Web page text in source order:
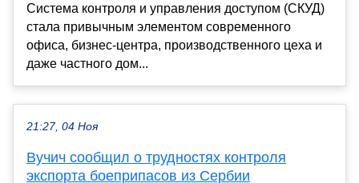
Система контроля и управления доступом (СКУД)
стала привычным элементом современного
офиса, бизнес-центра, производственного цеха и
даже частного дом...
21:27, 04 Ноя
Вучич сообщил о трудностях контроля
экспорта боеприпасов из Сербии